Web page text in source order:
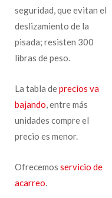
seguridad, que evitan el
deslizamiento de la
pisada; resisten 300
libras de peso.
La tabla deprecios va
bajando, entre más
unidades compre el
precio es menor.
Ofrecemos servicio de
acarreo.